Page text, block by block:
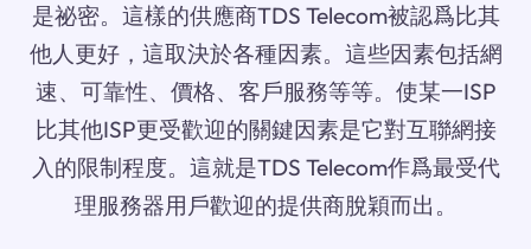
是祕密。這樣的供應商TDS Telecom被認爲比其
他人更好，這取決於各種因素。這些因素包括網
速、可靠性、價格、客戶服務等等。使某一ISP
比其他ISP更受歡迎的關鍵因素是它對互聯網接
入的限制程度。這就是TDS Telecom作爲最受代
理服務器用戶歡迎的提供商脫穎而出。